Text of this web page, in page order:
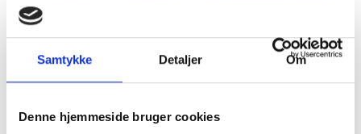
Samtykke Detaljer Om
Denne hjemmeside bruger cookies